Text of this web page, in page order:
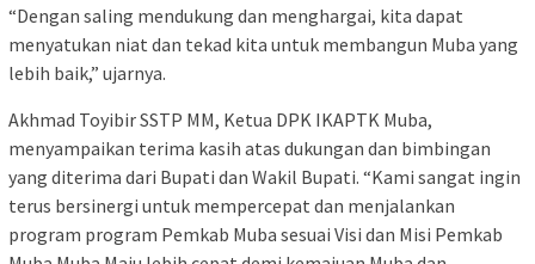
“Dengan saling mendukung dan menghargai, kita dapat
menyatukan niat dan tekad kita untuk membangun Muba yang
lebih baik,” ujarnya.
Akhmad Toyibir SSTP MM, Ketua DPK IKAPTK Muba,
menyampaikan terima kasih atas dukungan dan bimbingan
yang diterima dari Bupati dan Wakil Bupati. “Kami sangat ingin
terus bersinergi untuk mempercepat dan menjalankan
program program Pemkab Muba sesuai Visi dan Misi Pemkab